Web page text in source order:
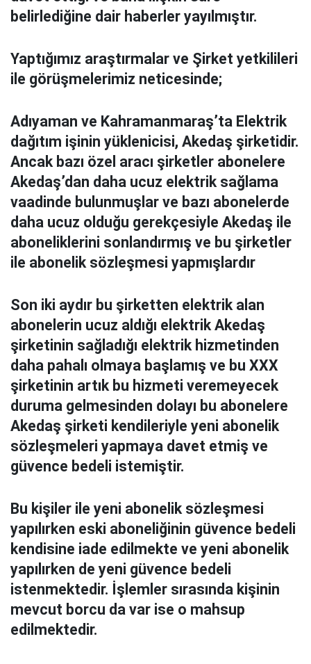
belirlediğine dair haberler yayılmıştır.
Yaptığımız araştırmalar ve Şirket yetkilileri
ile görüşmelerimiz neticesinde;
Adıyaman ve Kahramanmaraş’ta Elektrik
dağıtım işinin yüklenicisi, Akedaş şirketidir.
Ancak bazı özel aracı şirketler abonelere
Akedaş’dan daha ucuz elektrik sağlama
vaadinde bulunmuşlar ve bazı abonelerde
daha ucuz olduğu gerekçesiyle Akedaş ile
aboneliklerini sonlandırmış ve bu şirketler
ile abonelik sözleşmesi yapmışlardır
Son iki aydır bu şirketten elektrik alan
abonelerin ucuz aldığı elektrik Akedaş
şirketinin sağladığı elektrik hizmetinden
daha pahalı olmaya başlamış ve bu XXX
şirketinin artık bu hizmeti veremeyecek
duruma gelmesinden dolayı bu abonelere
Akedaş şirketi kendileriyle yeni abonelik
sözleşmeleri yapmaya davet etmiş ve
güvence bedeli istemiştir.
Bu kişiler ile yeni abonelik sözleşmesi
yapılırken eski aboneliğinin güvence bedeli
kendisine iade edilmekte ve yeni abonelik
yapılırken de yeni güvence bedeli
istenmektedir. İşlemler sırasında kişinin
mevcut borcu da var ise o mahsup
edilmektedir.